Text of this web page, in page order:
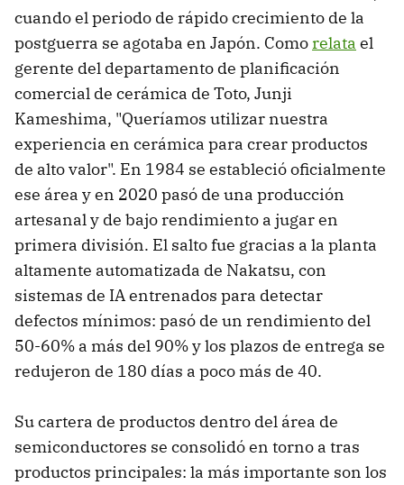
cuando el periodo de rápido crecimiento de la
postguerra se agotaba en Japón. Comorelata el
gerente del departamento de planificación
comercial de cerámica de Toto, Junji
Kameshima, "Queríamos utilizar nuestra
experiencia en cerámica para crear productos
de alto valor". En 1984 se estableció oficialmente
ese área y en 2020 pasó de una producción
artesanal y de bajo rendimiento a jugar en
primera división. El salto fue gracias a la planta
altamente automatizada de Nakatsu, con
sistemas de IA entrenados para detectar
defectos mínimos: pasó de un rendimiento del
50-60% a más del 90% y los plazos de entrega se
redujeron de 180 días a poco más de 40.
Su cartera de productos dentro del área de
semiconductores se consolidó en torno a tras
productos principales: la más importante son los